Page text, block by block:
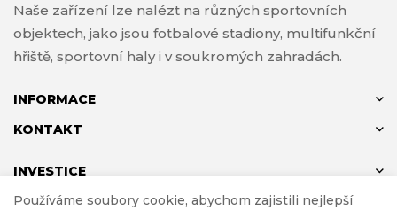
Naše zařízení lze nalézt na různých sportovních
objektech, jako jsou fotbalové stadiony, multifunkční
hřiště, sportovní haly i v soukromých zahradách.
INFORMACE
KONTAKT
INVESTICE
Používáme soubory cookie, abychom zajistili nejlepší